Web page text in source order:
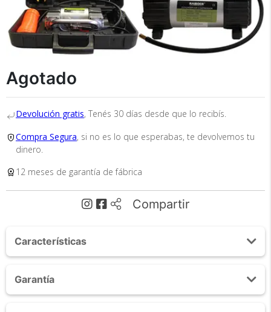
Agotado
Devolución gratis, Tenés 30 días desde que lo recibís.
Compra Segura, si no es lo que esperabas, te devolvemos tu
dinero.
12 meses de garantía de fábrica
Compartir
Características
Entrada de energía: 80W.
Corriente Máxima: 380 N.M.
Garantía
Tu compra segura
Cumplimos con los más altos estándares de
Envío
Asegurado